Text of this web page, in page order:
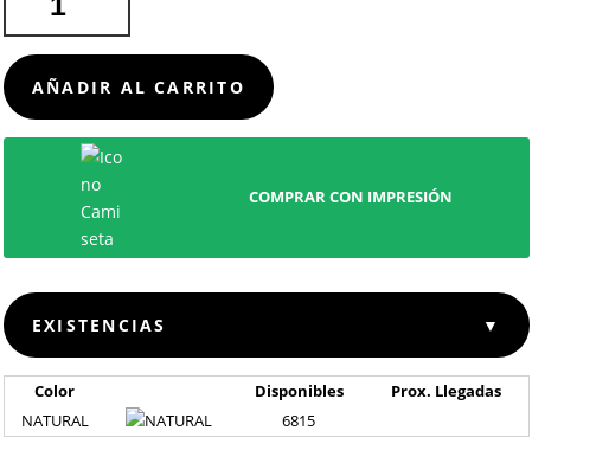
CANTIDAD
AÑADIR AL CARRITO
COMPRAR CON IMPRESIÓN
EXISTENCIAS ▼
Color Disponibles
Prox. Llegadas
NATURAL
6815